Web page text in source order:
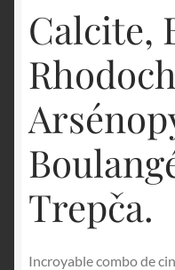
Calcite,
Trepča.
Incroyable combo de